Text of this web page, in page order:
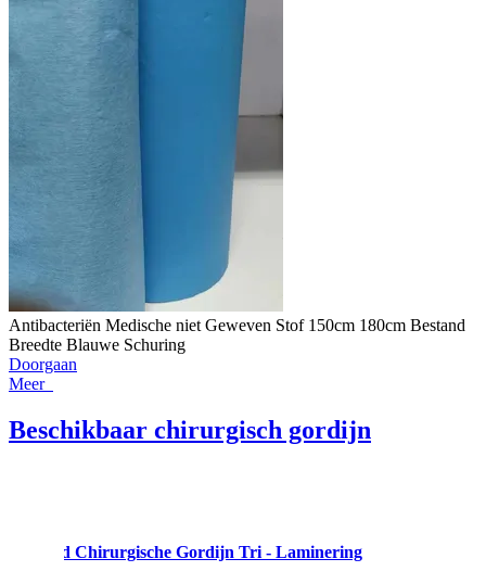
Antibacteriën Medische niet Geweven Stof 150cm 180cm Bestand
Breedte Blauwe Schuring
Doorgaan
Meer
Beschikbaar chirurgisch gordijn
Chirurgische Gordijn Tri - Laminering